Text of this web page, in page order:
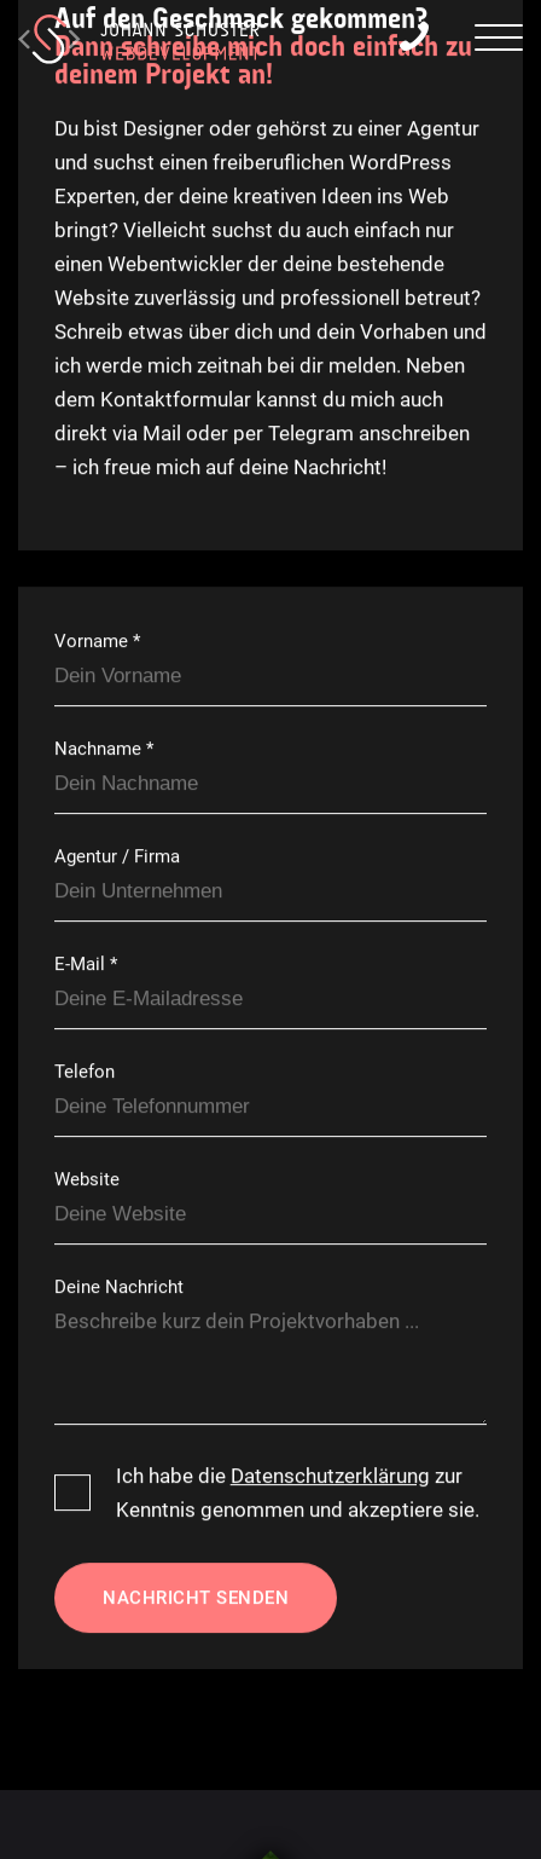
Auf den Geschmack gekommen?
Dann schreibe mich doch einfach zu
deinem Projekt an!
Du bist Designer oder gehörst zu einer Agentur
und suchst einen freiberuflichen WordPress
Experten, der deine kreativen Ideen ins Web
bringt? Vielleicht suchst du auch einfach nur
einen Webentwickler der deine bestehende
Website zuverlässig und professionell betreut?
Schreib etwas über dich und dein Vorhaben und
ich werde mich zeitnah bei dir melden. Neben
dem Kontaktformular kannst du mich auch
direkt via Mail oder per Telegram anschreiben
– ich freue mich auf deine Nachricht!
Vorname *
Nachname *
Agentur / Firma
E-Mail *
Telefon
Website
Deine Nachricht
Ich habe die Datenschutzerklärung zur
Kenntnis genommen und akzeptiere sie.
NACHRICHT SENDEN